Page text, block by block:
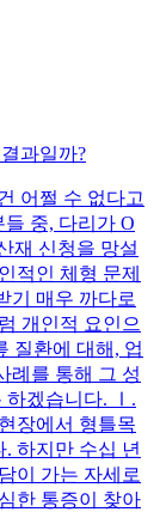
과일까?
어쩔 수 없다고
중, 다리가 O
재 신청을 망설
적인 체형 문제
기 매우 까다로
개인적 요인으
질환에 대해, 업
례를 통해 그 성
하겠습니다. Ⅰ.
장에서 형틀목
하지만 수십 년
이 가는 자세로
한 통증이 찾아